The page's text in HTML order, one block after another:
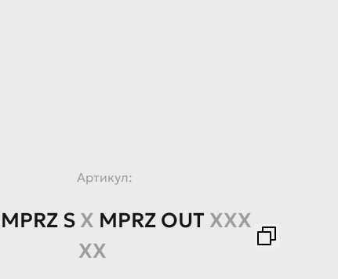
Артикул:
MPRZ SX MPRZ OUT XXX
XX